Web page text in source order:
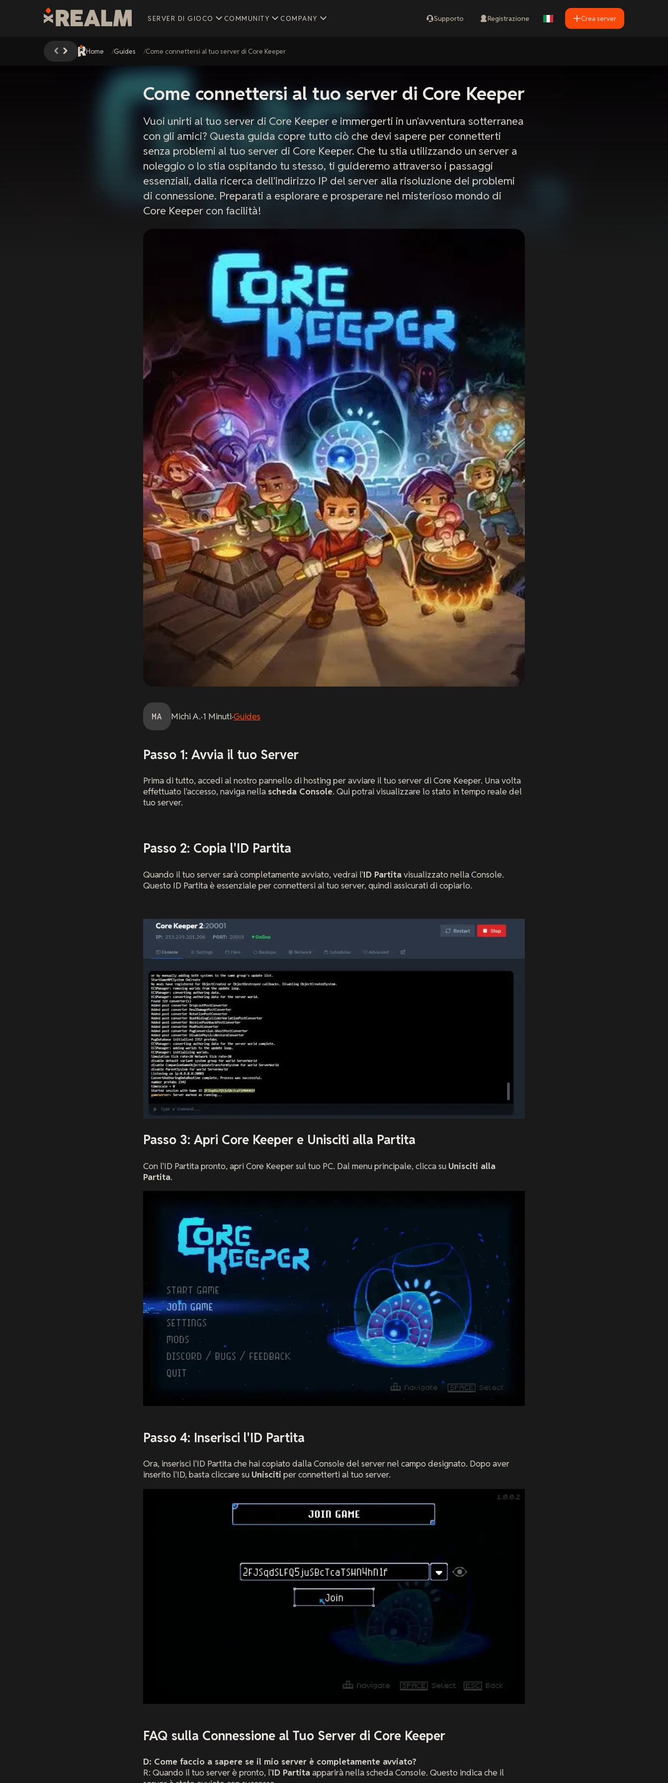
SERVER DI GIOCO COMMUNITY COMPANY Supporto Registrazione Crea server
Home Guides Come connettersi al tuo server di Core Keeper
Come connettersi al tuo server di Core Keeper
Vuoi unirti al tuo server di Core Keeper e immergerti in un'avventura sotterranea
con gli amici? Questa guida copre tutto ciò che devi sapere per connetterti
senza problemi al tuo server di Core Keeper. Che tu stia utilizzando un server a
noleggio o lo stia ospitando tu stesso, ti guideremo attraverso i passaggi
essenziali, dalla ricerca dell'indirizzo IP del server alla risoluzione dei problemi
di connessione. Preparati a esplorare e prosperare nel misterioso mondo di
Core Keeper con facilità!
MA MichiA.·1 Minuti·Guides
Passo 1: Avvia il tuo Server
Prima di tutto, accedi al nostro pannello di hosting per avviare il tuo server di Core Keeper. Una volta
effettuato l'accesso, naviga nella scheda Console. Qui potrai visualizzare lo stato in tempo reale del
tuo server.
Passo 2: Copia l'ID Partita
Quando il tuo server sarà completamente avviato, vedrai l'ID Partitavisualizzato nella Console.
Questo ID Partita è essenziale per connettersi al tuo server, quindi assicurati di copiarlo.
Passo 3: Apri Core Keeper e Unisciti alla Partita
Con l'ID Partita pronto, apri Core Keeper sul tuo PC. Dal menu principale, clicca su Unisciti alla
Partita.
Passo 4: Inserisci l'ID Partita
Ora, inserisci l'ID Partita che hai copiato dalla Console del server nel campo designato. Dopo aver
inserito l'ID, basta cliccare su Unisciti per connetterti al tuo server.
FAQ sulla Connessione al Tuo Server di Core Keeper
D: Come faccio a sapere se il mio server è completamente avviato?
R: Quando il tuo server è pronto, l'ID Partitaapparirà nella scheda Console. Questo indica che il